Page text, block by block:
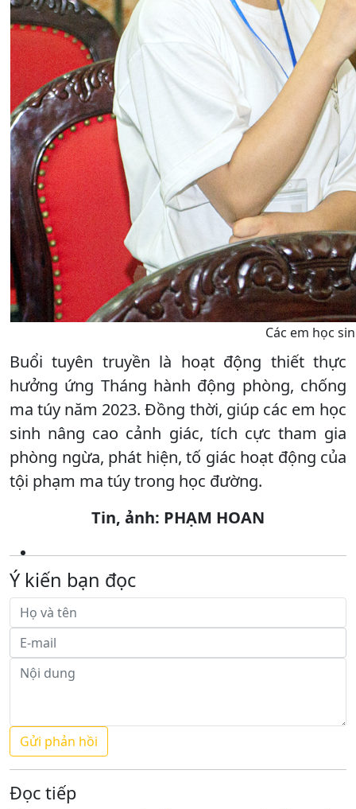
Các em học
Buổi tuyên truyền là hoạt động thiết thực
hưởng ứng Tháng hành động phòng, chống
ma túy năm 2023. Đồng thời, giúp các em học
sinh nâng cao cảnh giác, tích cực tham gia
phòng ngừa, phát hiện, tố giác hoạt động của
tội phạm ma túy trong học đường.
Tin, ảnh: PHẠM HOAN
Ý kiến bạn đọc
Đọc tiếp